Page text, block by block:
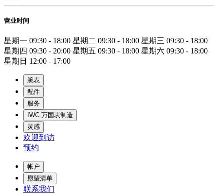
营业时间
星期一 09:30 - 18:00 星期二 09:30 - 18:00 星期三 09:30 - 18:00
星期四 09:30 - 20:00 星期五 09:30 - 18:00 星期六 09:30 - 18:00
星期日 12:00 - 17:00
腕表
配件
服务
IWC 万国表制造
灵感
欢迎到访
预约
帐户
愿望清单
联系我们